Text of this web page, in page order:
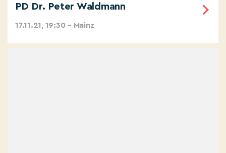
PD Dr. Peter Waldmann
17.11.21, 19:30 – Mainz